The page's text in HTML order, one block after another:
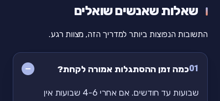
שאלות שאנשים שואלים
התשובות הנפוצות ביותר למדריך הזה, מצוות רגע.
01כמה זמן ההסתגלות אמורה לקחת?
שבועות עד חודשים. אם אחרי 4-6 שבועות אין